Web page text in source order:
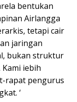
bentukan
Airlangga
tetapi cair
jaringan
bukan struktur
iebih
rapat pengurus
‘